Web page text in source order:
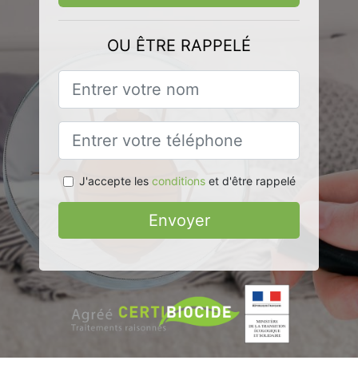
OU ÊTRE RAPPELÉ
J'accepte les conditionset d'être rappelé
Envoyer